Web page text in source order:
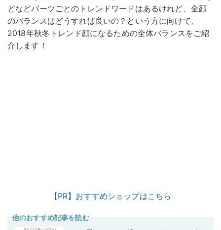
どなどパーツごとのトレンドワードはあるけれど、全顔
のバランスはどうすれば良いの？という方に向けて、
2018年秋冬トレンド顔になるための全体バランスをご紹
介します！
【PR】おすすめショップはこちら
他のおすすめ記事を読む